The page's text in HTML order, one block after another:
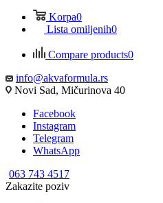
Korpa0
Lista omiljenih0
Compare products0
info@akvaformula.rs
Novi Sad, Mičurinova 40
Facebook
Instagram
Telegram
WhatsApp
063 743 4517
Zakazite poziv